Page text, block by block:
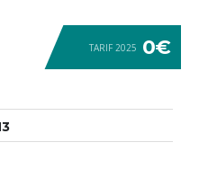
TARIF 2025 0€